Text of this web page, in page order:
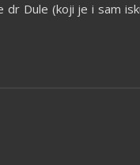
Dule (koji je i sam